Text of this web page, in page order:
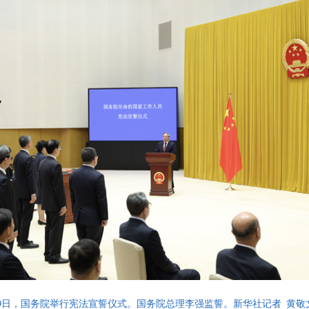
日，国务院举行宪法宣誓仪式。国务院总理李强监誓。新华社记者 黄